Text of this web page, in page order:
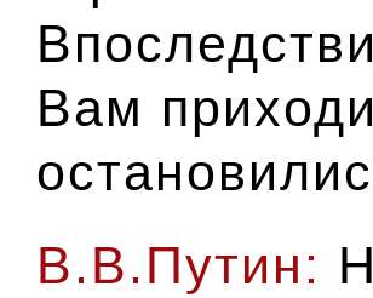
Вам
В.В.Путин: